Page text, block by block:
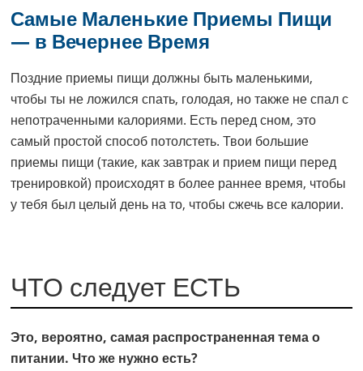
Самые Маленькие Приемы Пищи
— в Вечернее Время
Поздние приемы пищи должны быть маленькими,
чтобы ты не ложился спать, голодая, но также не спал с
непотраченными калориями. Есть перед сном, это
самый простой способ потолстеть. Твои большие
приемы пищи (такие, как завтрак и прием пищи перед
тренировкой) происходят в более раннее время, чтобы
у тебя был целый день на то, чтобы сжечь все калории.
ЧТО следует ЕСТЬ
Это, вероятно, самая распространенная тема о
питании. Что же нужно есть?